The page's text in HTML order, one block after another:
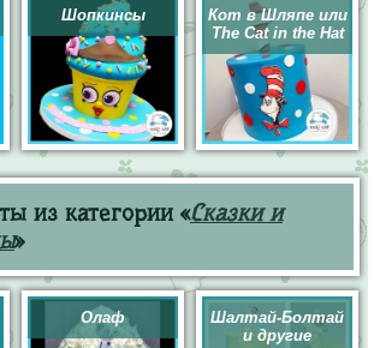
Шопкинсы
Кот в Шляпе или
The Cat in the Hat
из категории «Сказки и
»
Олаф
Шалтай-Болтай
и другие